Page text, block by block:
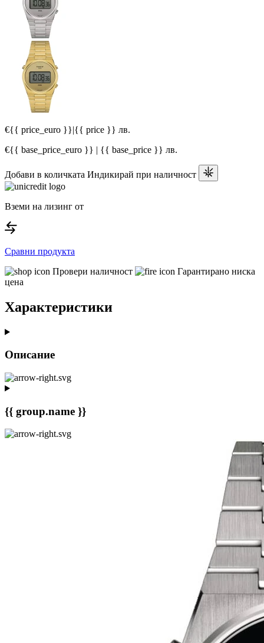
€{{ price_euro }}|{{ price }} лв.
€{{ base_price_euro }} | {{ base_price }} лв.
Добави в количката Индикирай при наличност
Вземи на лизинг от
Сравни продукта
Провери наличност
Гарантирано ниска
цена
Характеристики
Описание
{{ group.name }}